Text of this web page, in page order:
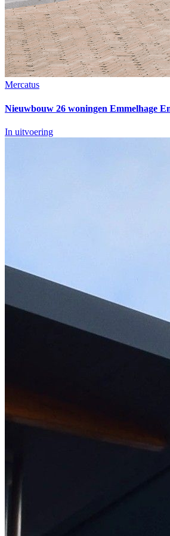
Mercatus
Nieuwbouw 26 woningen Emmelhage
In uitvoering